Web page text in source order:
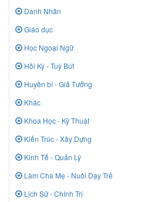
Danh Nhân
Giáo dục
Học Ngoại Ngữ
Hồi Ký - Tuỳ Bút
Huyền bí - Giả Tưởng
Khác
Khoa Học - Kỹ Thuật
Kiến Trúc - Xây Dựng
Kinh Tế - Quản Lý
Làm Cha Mẹ - Nuôi Dạy Trẻ
Lịch Sử - Chính Trị